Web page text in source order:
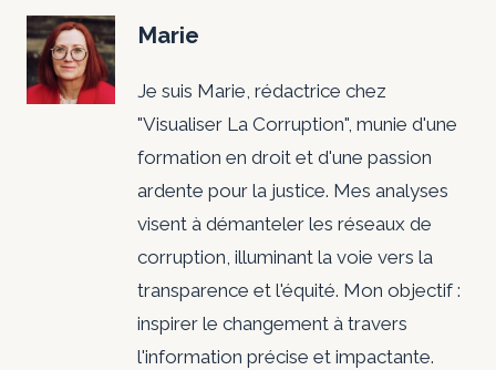
Marie
Je suis Marie, rédactrice chez
"Visualiser La Corruption", munie d'une
formation en droit et d'une passion
ardente pour la justice. Mes analyses
visent à démanteler les réseaux de
corruption, illuminant la voie vers la
transparence et l'équité. Mon objectif :
inspirer le changement à travers
l'information précise et impactante.